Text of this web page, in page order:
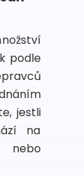
podle
jestli
na
nebo